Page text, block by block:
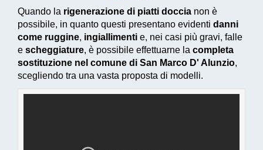
Quando la rigenerazione di piatti doccia non è
possibile, in quanto questi presentano evidenti danni
come ruggine, ingiallimenti e, nei casi più gravi, falle
e scheggiature, è possibile effettuarne la completa
sostituzione nel comune di San Marco D' Alunzio,
scegliendo tra una vasta proposta di modelli.